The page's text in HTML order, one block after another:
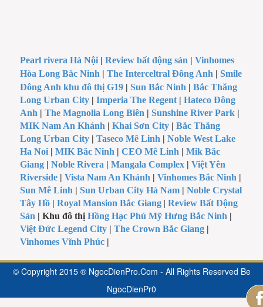
Pearl rivera Hà Nội |Review bất động sản |Vinhomes
Hòa Long Bắc Ninh |The Interceltral Đông Anh |Smile
Đông Anh khu đô thị G19 |Sun Bắc Ninh |Bắc Thăng
Long Urban City |Imperia The Regent |Hateco Đông
Anh |The Magnolia Long Biên |Sunshine River Park |
MIK Nam An Khánh |Khai Sơn City |Bắc Thăng
Long Urban City |Taseco Mê Linh |Noble West Lake
Ha Noi | MIK Bắc Ninh |CEO Mê Linh |Mik Bắc
Giang |Noble Rivera |Mangala Complex |Việt Yên
Riverside |Vista Nam An Khánh |Vinhomes Bắc Ninh |
Sun Mê Linh |Sun Urban City Hà Nam | Noble Crystal
Tây Hồ |Royal Mansion Bắc Giang |Review Bất Động
Sản | Khu đô thịHồng Hạc Phú Mỹ Hưng Bắc Ninh |
Việt Đức Legend City |The Crown Bắc Giang |
Vinhomes Vĩnh Phúc |
© Copyright 2015 ® NgocDienPro.Com - All Rights Reserved Be
NgocDienPr0